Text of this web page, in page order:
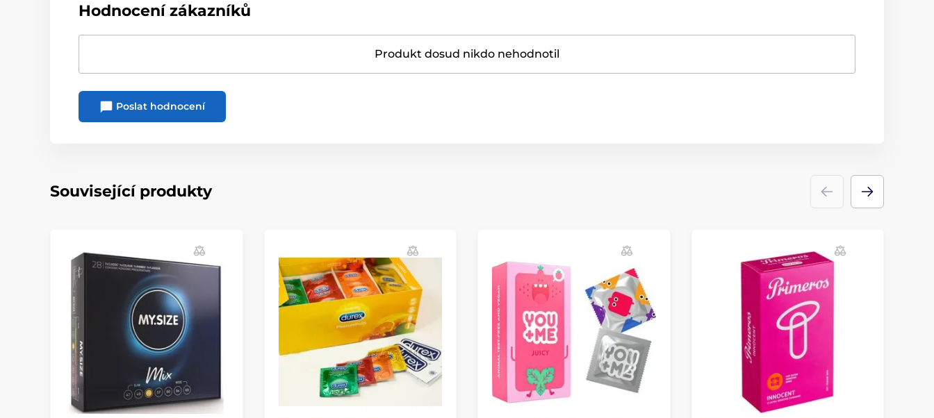
Hodnocení zákazníků
Produkt dosud nikdo nehodnotil
Poslat hodnocení
Související produkty